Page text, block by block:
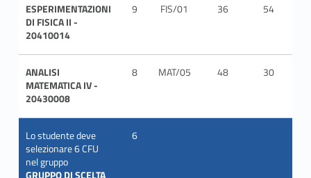
ESPERIMENTAZIONI
DI FISICA II -
20410014
9 FIS/01 36 54
ANALISI
MATEMATICA IV -
20430008
8 MAT/05 48 30
Lo studente deve
selezionare 6 CFU
nel gruppo
GRUPPO DI SCELTA
6